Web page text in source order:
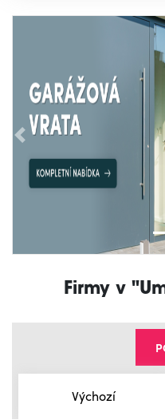
Předchozí
Firmy v
Výchozí